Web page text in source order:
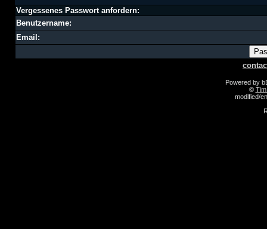
Vergessenes Passwort anfordern:
Benutzername:
Email:
Powered by
©
modified/